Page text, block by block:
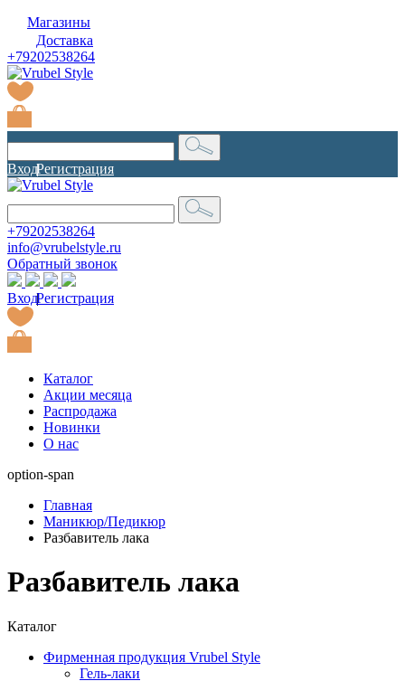
Магазины
Доставка
+79202538264
Вход|
Регистрация
+79202538264
info@vrubelstyle.ru
Обратный звонок
Вход|
Регистрация
Каталог
Акции месяца
Распродажа
Новинки
О нас
option-span
Главная
Маникюр/Педикюр
Разбавитель лака
Разбавитель лака
Каталог
Фирменная продукция Vrubel Style
Гель-лаки